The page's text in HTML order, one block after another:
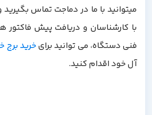
میتوانید با ما در دماجت تماس بگیرید و
با کارشناسان و دریافت پیش فاکتور
فنی دستگاه، می توانید برایخرید برج خنک
آل خود اقدام کنید.